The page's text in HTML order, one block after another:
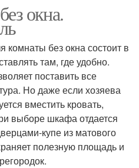
спальню
окна.
без окна состоит в
там, где удобно.
поставить все
Но даже если хозяева
вместить кровать,
выборе шкафа отдается
купе из матового
полезную площадь и